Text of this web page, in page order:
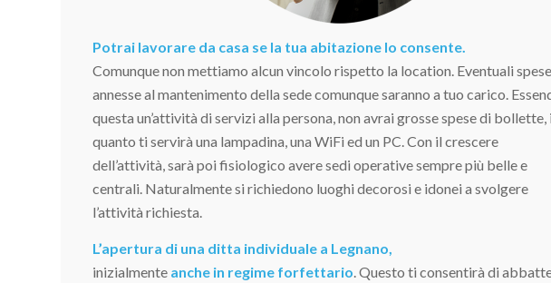
Potrai lavorare da casa se la tua abitazione lo consente.
Comunque non mettiamo alcun vincolo rispetto la location. Eventuali spese
annesse al mantenimento della sede comunque saranno a tuo carico.
questa un’attività di servizi alla persona, non avrai grosse spese di bollette,
quanto ti servirà una lampadina, una WiFi ed un PC. Con il crescere
dell’attività, sarà poi fisiologico avere sedi operative sempre più belle e
centrali. Naturalmente si richiedono luoghi decorosi e idonei a svolgere
l’attività richiesta.
L’apertura di una ditta individuale a Legnano,
inizialmente anche in regime forfettario . Questo ti consentirà di